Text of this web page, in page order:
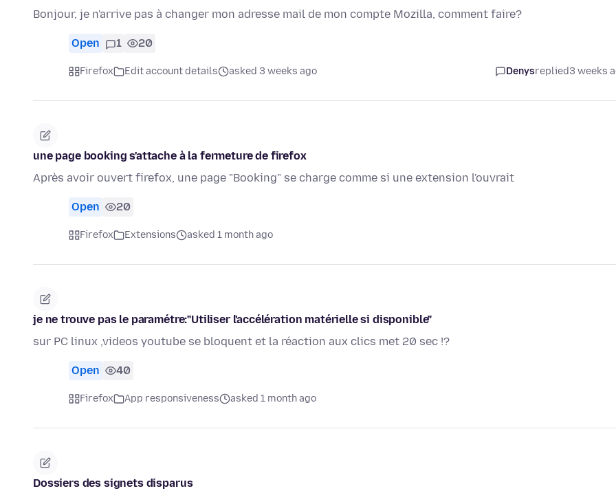
Bonjour, je n'arrive pas à changer mon adresse mail de mon compte Mozilla, comment faire?
Open 1 20
Firefox Edit account details asked 3 weeks ago Denysreplied3 weeks
une page booking s'attache à la fermeture de firefox
Après avoir ouvert firefox, une page "Booking" se charge comme si une extension l'ouvrait
Open 20
Firefox Extensions asked 1 month ago
je ne trouve pas le paramétre:"Utiliser l'accélération matérielle si disponible"
sur PC linux ,videos youtube se bloquent et la réaction aux clics met 20 sec !?
Open 40
Firefox App responsiveness asked 1 month ago
Dossiers des signets disparus